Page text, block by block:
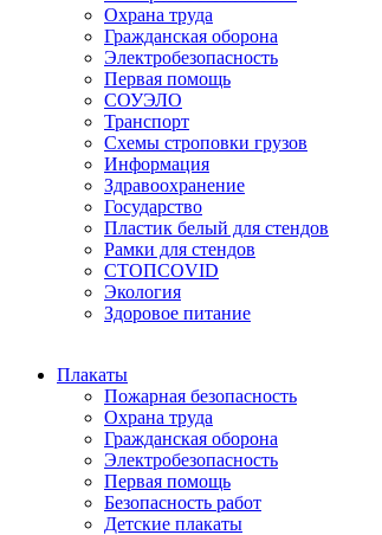
Охрана труда
Гражданская оборона
Электробезопасность
Первая помощь
СОУЭЛО
Транспорт
Схемы строповки грузов
Информация
Здравоохранение
Государство
Пластик белый для стендов
Рамки для стендов
СТОПCOVID
Экология
Здоровое питание
Плакаты
Пожарная безопасность
Охрана труда
Гражданская оборона
Электробезопасность
Первая помощь
Безопасность работ
Детские плакаты